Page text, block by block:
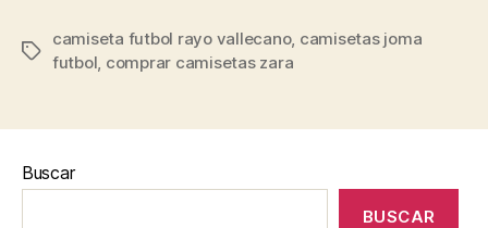
Etiquetas
camiseta futbol rayo vallecano, camisetas joma
futbol, comprar camisetas zara
Buscar
BUSCAR